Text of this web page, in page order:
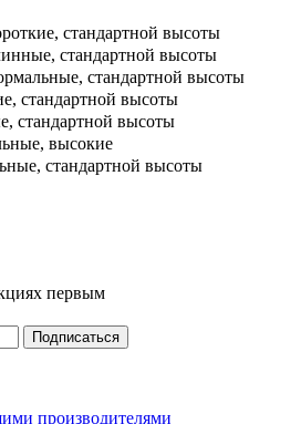
стандартной высоты
стандартной высоты
стандартной высоты
стандартной высоты
стандартной высоты
высокие
стандартной высоты
первым
производителями